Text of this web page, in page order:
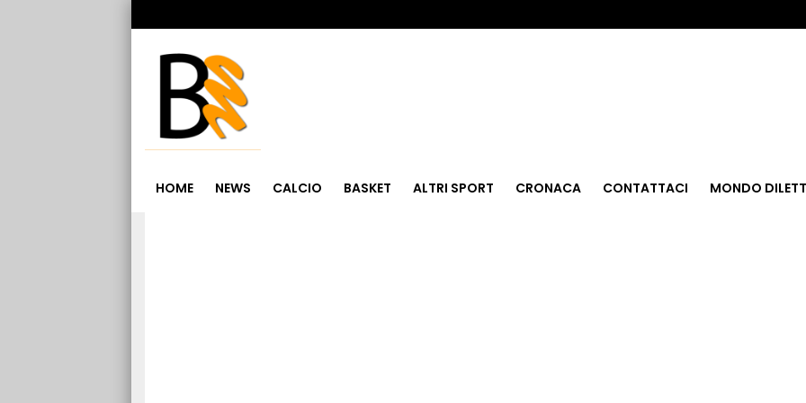
HOME NEWS CALCIO BASKET ALTRI SPORT CRONACA CONTATTACI MONDO